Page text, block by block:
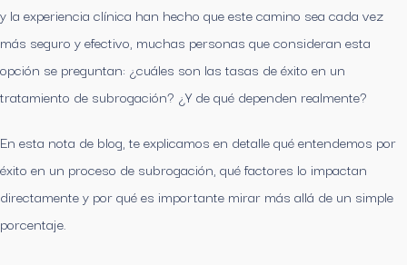
y la experiencia clínica han hecho que este camino sea cada vez
más seguro y efectivo, muchas personas que consideran esta
opción se preguntan: ¿cuáles son las tasas de éxito en un
tratamiento de subrogación? ¿Y de qué dependen realmente?
En esta nota de blog, te explicamos en detalle qué entendemos por
éxito en un proceso de subrogación, qué factores lo impactan
directamente y por qué es importante mirar más allá de un simple
porcentaje.